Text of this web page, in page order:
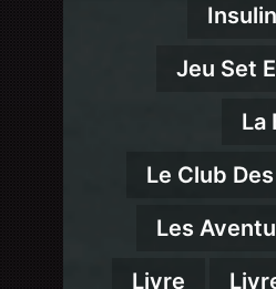
Jeu Set
La
Le Club
Les
Livre